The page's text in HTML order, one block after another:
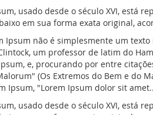
usado desde o século XVI, está
em sua forma exata original,
Ipsum não é simplesmente um
um professor de latim do
e, procurando por entre
(Os Extremos do Bem e do
Ipsum, "Lorem Ipsum dolor sit
usado desde o século XVI, está